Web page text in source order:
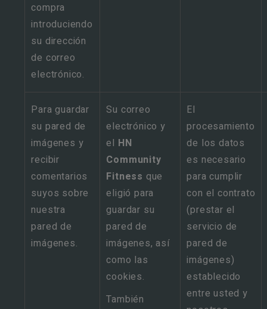
compra
introduciendo
su dirección
de correo
electrónico.
Para guardar
su pared de
imágenes y
recibir
comentarios
suyos sobre
nuestra
pared de
imágenes.
Su correo
electrónico y
el HN
Community
Fitness que
eligió para
guardar su
pared de
imágenes, así
como las
cookies.
También
El
procesamiento
de los datos
es necesario
para cumplir
con el contrato
(prestar el
servicio de
pared de
imágenes)
establecido
entre usted y